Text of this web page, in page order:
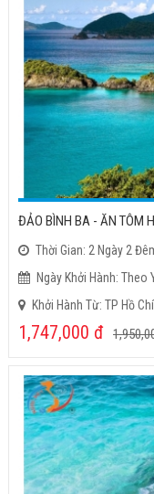
ĐẢO BÌNH BA - ĂN TÔM
Thời Gian: 2 Ngày 2
Ngày Khởi Hành: Theo
Khởi Hành Từ: TP Hồ
1,747,000 đ